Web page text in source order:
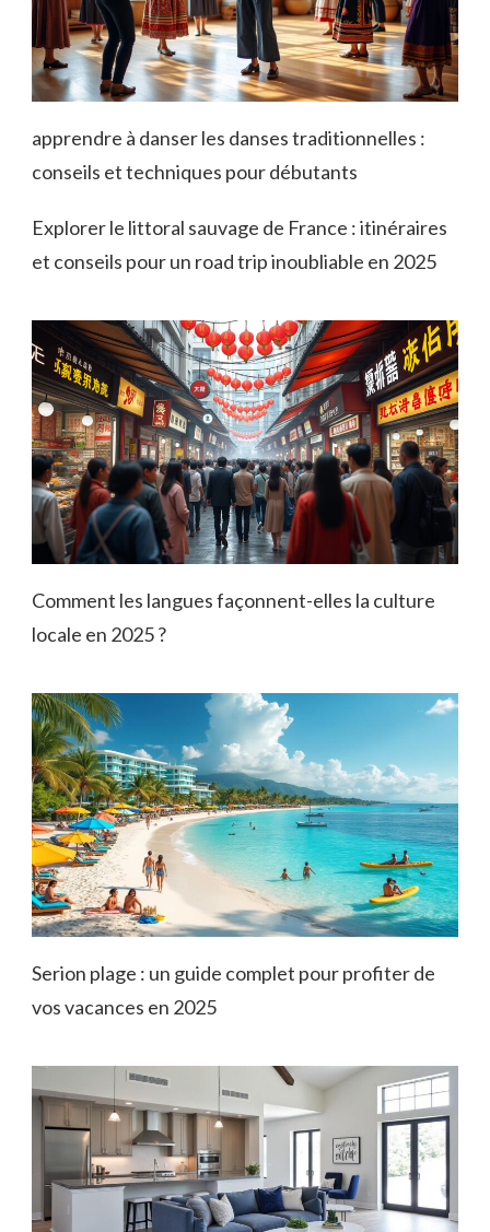
apprendre à danser les danses traditionnelles :
conseils et techniques pour débutants
Explorer le littoral sauvage de France : itinéraires
et conseils pour un road trip inoubliable en 2025
Comment les langues façonnent-elles la culture
locale en 2025 ?
Serion plage : un guide complet pour profiter de
vos vacances en 2025